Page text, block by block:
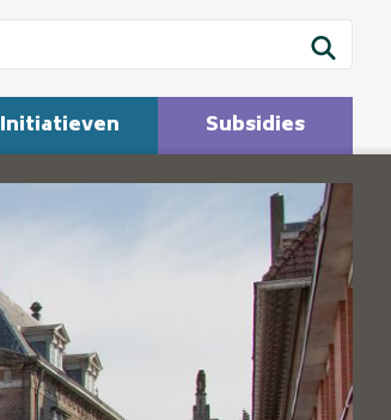
Initiatieven Subsidies